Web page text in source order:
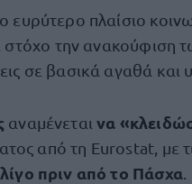
ευρύτερο πλαίσιο
στόχο την ανακούφιση
σε βασικά αγαθά και
αναμένεταινα
από τη Eurostat, με
λίγο πριν από το Πάσχα